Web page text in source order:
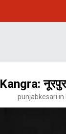
Kangra:
punjabkesari.in